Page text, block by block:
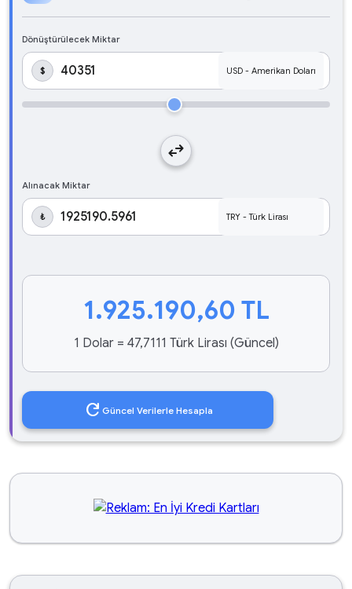
Dönüştürülecek Miktar
$
swap_horiz
Alınacak Miktar
₺
1.925.190,60 TL
1 Dolar = 47,7111 Türk Lirası (Güncel)
refresh Güncel Verilerle Hesapla